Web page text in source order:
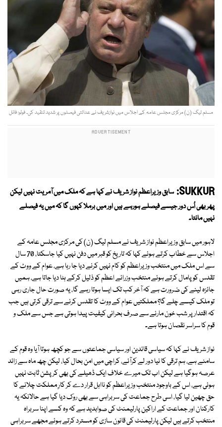
مسلم لیگ (ن) مرکزی مجلس عامہ کے اجلاس میں نوازشریف نے عدالتی فیصلوں پر شدید تنقید کی۔ فوٹو: فائل
SUKKUR: سابق وزیراعظم نواز شریف نے کہا ہے کہ ملک میں آمریت نہیں لیکن
پھر بھی اُس دور جیسے فیصلے ہورہے ہیں اور میں برملا کہوں گا کہ میں یہ فیصلے
نہیں مانتا۔
لاہور میں سابق وزیراعظم نواز شریف نے مسلم لیگ (ن) کی مرکزی مجلس عامہ کے
اجلاس سے خطاب کرتے ہوئے کہا کہ تاریخ کو قبر میں دفن نہیں کیا جاسکتا، 70 سال
سے اس ملک میں منتخب وزیراعظم کو کام نہیں کرنے دیا جا رہا ہے، عوام کے ووٹ کے
تقدس کو پامال کرتے ہوئے منتخب وزرائے اعظم کو ذلیل کرکے ہٹا دیا جاتا ہے، ہمیں
جائزہ لینے کی ضرورت ہے کہ آخر کب تک ایسا ہوتا رہے گا، یہ صورت حال جاری رہی
تو ملک کیسے چلے گا؟ مملکتیں عوام کے ووٹ کا تقدس کرنے سے ترقی کرتی ہیں جب
کہ اقتدار پر شب خون مارنے سے صرف بحرانی کیفیت پیدا ہوتی ہے جس سے ملک و
قوم کا سراسر نقصان ہوتا ہے۔
نواز شریف نے کہا کہ سیاسی قائدین اور سیاسی جماعتوں سے جو کچھ ہوتا آیا وہ قوم کے
سامنے ہے، ہم ترقی کا نیا دور لے کرآئے، کراچی میں امن بحال کیا، لیکن چھ ماہ سے زائد
عرصہ ہوگیا ہے لیکن اب تک میرے خلاف ایک ڈھیلے کی بھی کرپشن ثابت نہیں
ہوئی ہے، اس کے باوجود منتخب وزیراعظم کو نااہل قرار دے کر کارِ مملکت چلانے کا
حق چھین لیا گیا، اسی طرح جماعت کی سربراہی سے بھی روک دیا گیا ہے حالانکہ یہ
کارکنان اور جماعت کے اراکین پارلیمنٹ کی صوابدید ہے کہ وہ کسے اپنا سربراہ
منتخب کرتے ہیں لیکن پارلیمنٹ کی قانون سازی کو مسترد کرتے ہوئے مجھے سربراہی